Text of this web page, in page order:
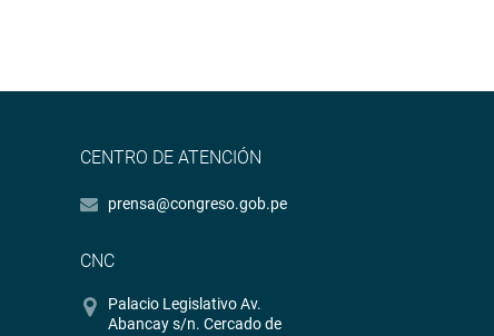
CENTRO DE ATENCIÓN
prensa@congreso.gob.pe
CNC
Palacio Legislativo Av.
Abancay s/n. Cercado de